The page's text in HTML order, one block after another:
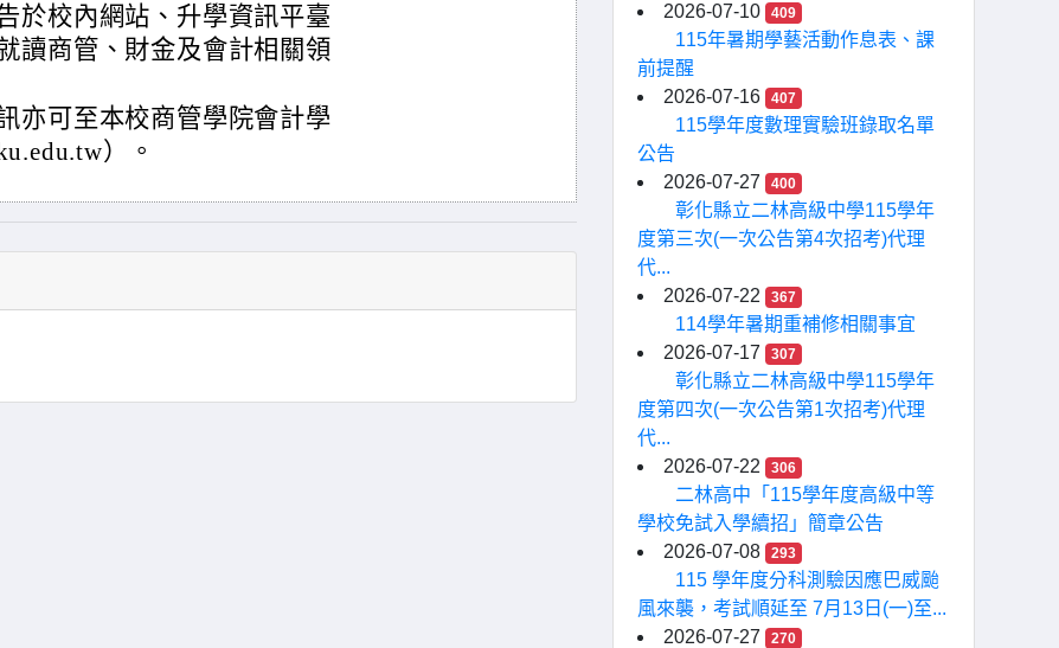
於校內網站、升學資訊平臺
讀商管、財金及會計相關領
亦可至本校商管學院會計學
）。
2026-07-10
409
115年暑期學藝活動作息表、課
前提醒
2026-07-16
407
115學年度數理實驗班錄取名單
公告
2026-07-27
400
彰化縣立二林高級中學115學年
度第三次(一次公告第4次招考)代理
代...
2026-07-22
367
114學年暑期重補修相關事宜
2026-07-17
307
彰化縣立二林高級中學115學年
度第四次(一次公告第1次招考)代理
代...
2026-07-22
306
二林高中「115學年度高級中等
學校免試入學續招」簡章公告
2026-07-08
293
115 學年度分科測驗因應巴威颱
風來襲，考試順延至 7月13日(一)至...
2026-07-27
270